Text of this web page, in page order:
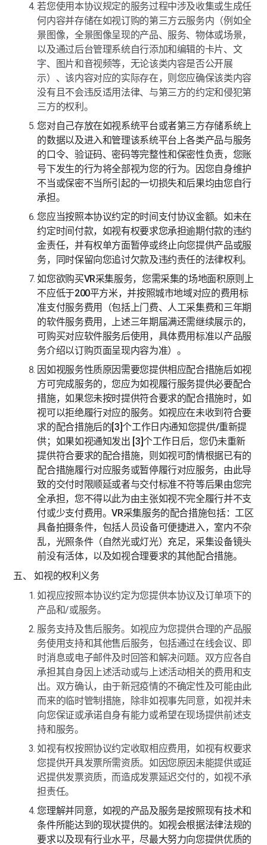
若您使用本协议规定的服务过程中涉及收集或生成任
何内容并存储在如视订购的第三方云服务内（例如全
景图像，全景图像呈现的产品、服务、物体或场景，
以及通过后台管理系统自行添加和编辑的卡片、文
字、图片和音视频等，无论该类内容是否公开展
示）、该内容对应的实际存在，则您应确保该类内容
没有且不会违反适用法律、与第三方的约定和侵犯第
三方的权利。
您对自己存放在如视系统平台或者第三方存储系统上
的数据以及进入和管理该系统平台上各类产品与服务
的口令、验证码、密码等完整性和保密性负责，您账
号下发生的行为将全部视为您的行为。因您自身维护
不当或保密不当所引起的一切损失和后果均由您自行
承担。
您应当按照本协议约定的时间支付协议金额。如未在
约定时间付款，如视有权要求您承担逾期付款的违约
金责任，并有权单方面暂停或终止向您提供产品或服
务，同时保留向您追讨欠款及违约责任的法律权利。
如您欲购买VR采集服务，您需采集的场地面积原则上
不应低于200平方米，并按照城市地域对应的费用标
准支付服务费用（包括上门费、人工采集费和三年期
的软件服务费用，上述三年期届满还需继续展示的，
可购买对应软件服务后使用，具体费用标准以产品服
务介绍以订购页面呈现内容为准）。
因如视服务性质原因需要您提供相应配合措施后如视
方可完成服务的，您应为如视履行服务提供必要配合
措施，如果您未按时提供符合要求的配合措施时，如
视可以拒绝履行对应的服务。如视应在未收到符合要
求的配合措施后的[3]个工作日内通知您提供/重新提
供；如果如视通知发出 [3]个工作日后，您仍未重新
提供符合要求的配合措施，则如视可酌情根据已有的
配合措施履行对应服务或暂停履行对应服务，由此导
致的交付时限顺延或者与交付标准不符等后果由您完
全承担，您不得以此为由主张如视不完全履行并不支
付或少支付费用。VR采集服务的配合措施包括：工区
具备拍摄条件，包括人员设备可便捷进入，室内不杂
乱，光照条件（自然光或灯光）充足，采集设备镜头
前没有活体，以及如视合理要求的其他配合措施。
五、 如视的权利义务
如视应按照本协议约定为您提供本协议及订单项下的
产品和/或服务。
服务支持及售后服务。如视应为您提供合理的产品服
务使用支持和其他售后服务，包括通过在线会议、即
时消息或电子邮件及时回答和解决问题。双方应各自
承担其自身因上述活动或与上述活动相关的费用和支
出。双方确认，由于新冠疫情的不确定性及可能由此
而来的临时管制措施，除非如视事先同意，如视并未
向您保证或承诺自身有能力或希望在现场提供前述支
持和服务。
如视有权按照协议约定收取相应费用，如视有权要求
您提供开具发票所需资质。如因您原因未能提供或延
迟提供发票资质，而造成发票延迟交付的，如视不承
担责任。
您理解并同意，如视的产品及服务是按照现有技术和
条件所能达到的现状提供的。如视会根据法律法规的
要求以及现有行业水平，尽最大努力向您提供优质的